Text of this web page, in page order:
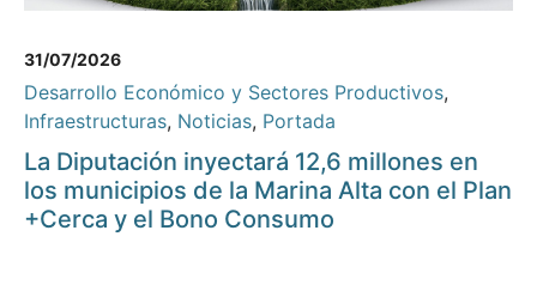
31/07/2026
Desarrollo Económico y Sectores Productivos,
Infraestructuras, Noticias, Portada
La Diputación inyectará 12,6 millones en
los municipios de la Marina Alta con el Plan
+Cerca y el Bono Consumo